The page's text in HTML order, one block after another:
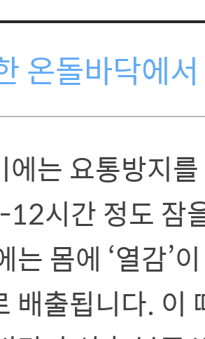
온돌바닥에
에는 요통방지
시간 정도 잠
는 몸에 ‘열감’
배출됩니다. 이